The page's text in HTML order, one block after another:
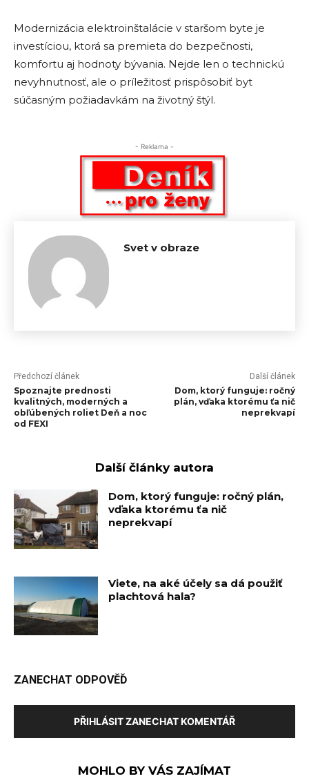
Modernizácia elektroinštalácie v staršom byte je
investíciou, ktorá sa premieta do bezpečnosti,
komfortu aj hodnoty bývania. Nejde len o technickú
nevyhnutnosť, ale o príležitosť prispôsobiť byt
súčasným požiadavkám na životný štýl.
- Reklama -
Svet v obraze
Předchozí článek
Spoznajte prednosti
kvalitných, moderných a
obľúbených roliet Deň a noc
od FEXI
Další článek
Dom, ktorý funguje: ročný
plán, vďaka ktorému ťa nič
neprekvapí
Další články autora
Dom, ktorý funguje: ročný plán,
vďaka ktorému ťa nič
neprekvapí
Viete, na aké účely sa dá použiť
plachtová hala?
ZANECHAT ODPOVĚĎ
PŘIHLÁSIT ZANECHAT KOMENTÁŘ
MOHLO BY VÁS ZAJÍMAT